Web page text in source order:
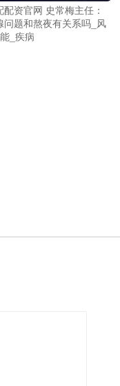
配资官网 史常梅主任：
问题和熬夜有关系吗_风
_疾病